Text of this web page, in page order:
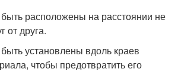
расположены на расстоянии не
от друга.
установлены вдоль краев
чтобы предотвратить его